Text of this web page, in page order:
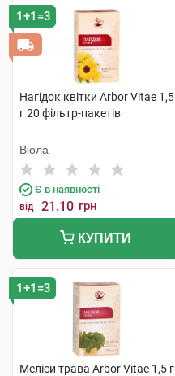
1+1=3
Нагідок квітки Arbor Vitae 1,5
г 20 фільтр-пакетів
Віола
Є в наявності
від 21.10 грн
КУПИТИ
1+1=3
Меліси трава Arbor Vitae 1,5 г